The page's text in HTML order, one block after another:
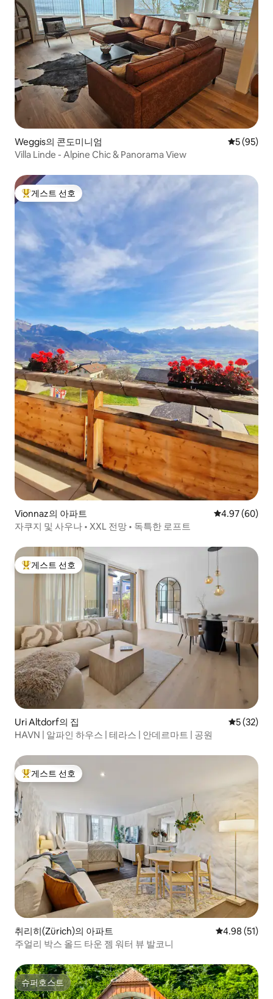
Weggis의 콘도미니엄 평점 5점(5
5 (95)
Villa Linde - Alpine Chic & Panorama View
상위 게스트 선호
게스트 선호
Vionnaz의 아파트 평점 4.97점(5
4.97 (60)
자쿠지 및 사우나 • XXL 전망 • 독특한 로프트
상위 게스트 선호
게스트 선호
Uri Altdorf의 집 평점 5점
5 (32)
HAVN | 알파인 하우스 | 테라스 | 안데르마트 | 공원
상위 게스트 선호
게스트 선호
취리히(Zürich)의 아파트 평점 4.98점
4.98 (51)
주얼리 박스 올드 타운 젬 워터 뷰 발코니
슈퍼호스트
슈퍼호스트